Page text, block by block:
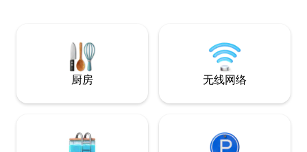
究所（Qld Eye Institute）。 伍伦加巴是
咖啡馆的聚集地。 房间禁止吸烟。 遵循严
格且彻底的清洁规程。
客，非常适合家庭
里斯班度过轻松假
厨房 无线网络